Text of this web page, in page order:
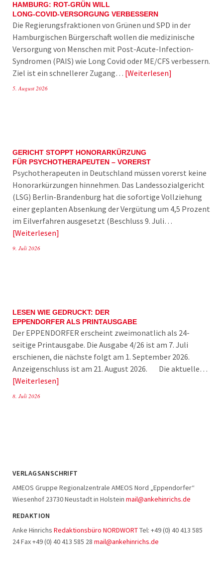
HAMBURG: ROT-GRÜN WILL
LONG-COVID-VERSORGUNG VERBESSERN
Die Regierungsfraktionen von Grünen und SPD in der
Hamburgischen Bürgerschaft wollen die medizinische
Versorgung von Menschen mit Post-Acute-Infection-
Syndromen (PAIS) wie Long Covid oder ME/CFS verbessern.
Ziel ist ein schnellerer Zugang… Weiterlesen
5. August 2026
GERICHT STOPPT HONORARKÜRZUNG
FÜR PSYCHOTHERAPEUTEN – VORERST
Psychotherapeuten in Deutschland müssen vorerst keine
Honorarkürzungen hinnehmen. Das Landessozialgericht
(LSG) Berlin-Brandenburg hat die sofortige Vollziehung
einer geplanten Absenkung der Vergütung um 4,5 Prozent
im Eilverfahren ausgesetzt (Beschluss 9. Juli…
Weiterlesen
9. Juli 2026
LESEN WIE GEDRUCKT: DER
EPPENDORFER ALS PRINTAUSGABE
Der EPPENDORFER erscheint zweimonatlich als 24-
seitige Printausgabe. Die Ausgabe 4/26 ist am 7. Juli
erschienen, die nächste folgt am 1. September 2026.
Anzeigenschluss ist am 21. August 2026. Die aktuelle…
Weiterlesen
8. Juli 2026
VERLAGSANSCHRIFT
AMEOS Gruppe Regionalzentrale AMEOS Nord „Eppendorfer“
Wiesenhof 23730 Neustadt in Holstein mail@ankehinrichs.de
REDAKTION
Anke Hinrichs Redaktionsbüro NORDWORTTel: +49 (0) 40 413 585
24 Fax +49 (0) 40 413 585 28 mail@ankehinrichs.de